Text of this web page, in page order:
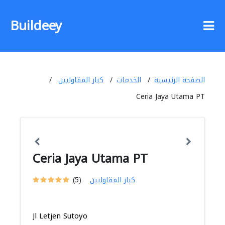
Buildeey
الصفحة الرئيسية الخدمات
كبار المقاوليين
Ceria Jaya Utama PT
Ceria Jaya Utama PT
(5) كبار المقاوليين
Jl Letjen Sutoyo